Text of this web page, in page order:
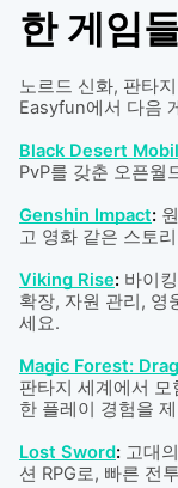
한 게임
노르드 신화, 판타
Easyfun에서 다음
Black Desert
PvP를 갖춘 오픈월
Genshin Impact:
고 영화 같은 스토
Viking Rise: 바이
확장, 자원 관리, 영
세요.
Magic Forest:
판타지 세계에서
한 플레이 경험을
Lost Sword: 고대
션 RPG로, 빠른 전